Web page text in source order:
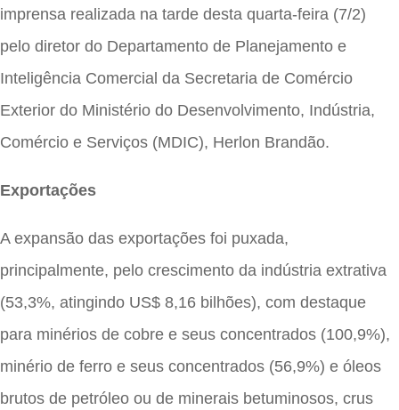
imprensa realizada na tarde desta quarta-feira (7/2)
pelo diretor do Departamento de Planejamento e
Inteligência Comercial da Secretaria de Comércio
Exterior do Ministério do Desenvolvimento, Indústria,
Comércio e Serviços (MDIC), Herlon Brandão.
Exportações
A expansão das exportações foi puxada,
principalmente, pelo crescimento da indústria extrativa
(53,3%, atingindo US$ 8,16 bilhões), com destaque
para minérios de cobre e seus concentrados (100,9%),
minério de ferro e seus concentrados (56,9%) e óleos
brutos de petróleo ou de minerais betuminosos, crus